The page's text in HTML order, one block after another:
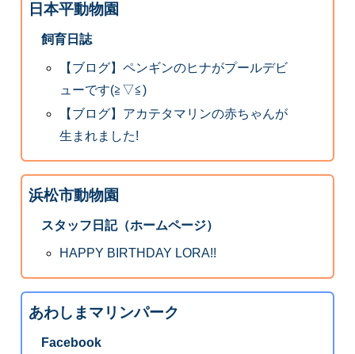
日本平動物園
飼育日誌
【ブログ】ペンギンのヒナがプールデビ
ューです(≧▽≦)
【ブログ】アカテタマリンの赤ちゃんが
生まれました!
浜松市動物園
スタッフ日記（ホームページ）
HAPPY BIRTHDAY LORA!!
あわしまマリンパーク
Facebook